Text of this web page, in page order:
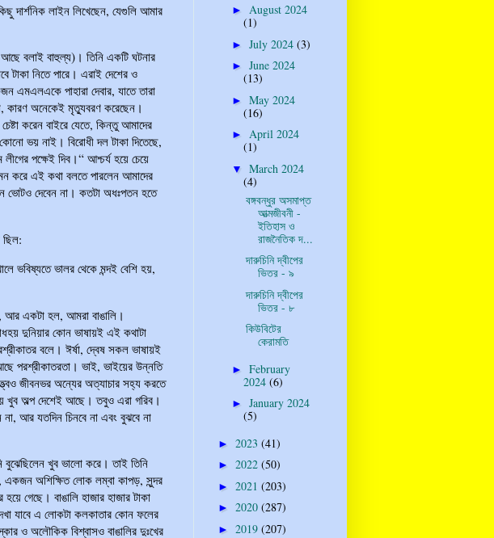
দার্শনিক লাইন লিখেছেন, যেগুলি আমার
বলাই বাহুল্য)। তিনি একটি ঘটনার
টাকা নিতে পারে। এরাই দেশের ও
পাহারা দেবার, যাতে তারা
কারণ অনেকেই মৃত্যুবরণ করেছেন।
করেন বাইরে যেতে, কিন্তু আমাদের
ভয় নাই। বিরোধী দল টাকা দিতেছে,
পক্ষেই দিব।“ আশ্চর্য হয়ে চেয়ে
করে এই কথা বলতে পারলেন আমাদের
ভোটও দেবেন না। কতটা অধঃপতন হতে
ছিল:
ভবিষ্যতে ভালর থেকে মন্দই বেশি হয়,
আর একটা হল, আমরা বাঙালি।
দুনিয়ার কোন ভাষায়ই এই কথাটা
বলে। ঈর্ষা, দ্বেষ সকল ভাষায়ই
পরশ্রীকাতরতা। ভাই, ভাইয়ের উন্নতি
জীবনভর অন্যের অত্যাচার সহ্য করতে
খুব অল্প দেশেই আছে। তবুও এরা গরিব।
আর যতদিন চিনবে না এবং বুঝবে না
বুঝেছিলেন খুব ভালো করে। তাই তিনি
একজন অশিক্ষিত লোক লম্বা কাপড়, সুন্দর
হয়ে গেছে। বাঙালি হাজার হাজার টাকা
যাবে এ লোকটা কলকাতার কোন ফলের
ও অলৌকিক বিশ্বাসও বাঙালির দুঃখের
► August 2024
(1)
► July 2024 (3)
► June 2024
(13)
► May 2024
(16)
► April 2024
(1)
▼ March 2024
(4)
বঙ্গবন্ধুর অসমাপ্ত
আত্মজীবনী -
ইতিহাস ও
রাজনৈতিক দ...
দারুচিনি দ্বীপের
ভিতর - ৯
দারুচিনি দ্বীপের
ভিতর - ৮
কিউবিটের
কেরামতি
► February
2024 (6)
► January 2024
(5)
► 2023 (41)
► 2022 (50)
► 2021 (203)
► 2020 (287)
► 2019 (207)